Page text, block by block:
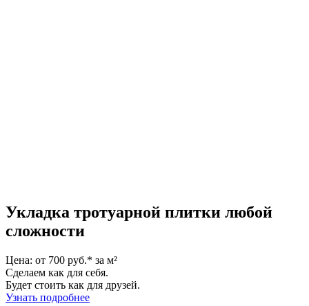
Укладка тротуарной плитки любой
сложности
Цена: от 700 руб.* за м²
Сделаем как для себя.
Будет стоить как для друзей.
Узнать подробнее